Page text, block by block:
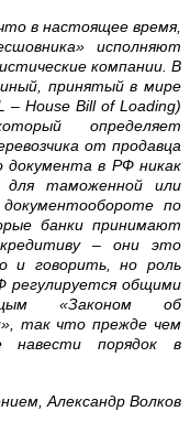
в настоящее время,
исполняют
компании. В
принятый в мире
– House Bill of Loading)
определяет
от продавца
документа в РФ никак
таможенной или
по
банки принимают
– они это
говорить, но роль
регулируется общими
«Законом об
так что прежде чем
навести порядок в
Александр Волков